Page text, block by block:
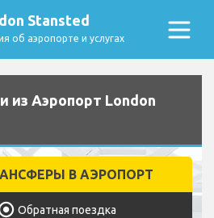
Stansted
об аэропорте и услугах
из Аэропорт London
В АЭРОПОРТ
Обратная поездка